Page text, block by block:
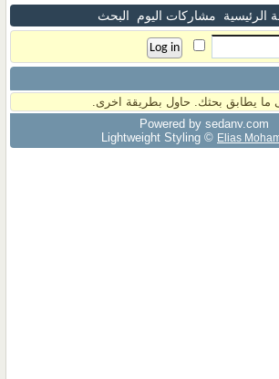
الرئيسية مشاركات اليوم البحث
ما يطابق بحثك. حاول بطريقة اخرى.
Powered by sedany.com
Lightweight Styling © Elias